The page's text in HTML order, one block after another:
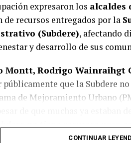
expresaron los alcaldes
recursos entregados por la
(Subdere), afectando
y desarrollo de sus
Montt, Rodrigo Wainraihgt
que la Subdere
de Mejoramiento Urbano
no tiene recursos para
regional de Los Lagos.
CONTINUAR